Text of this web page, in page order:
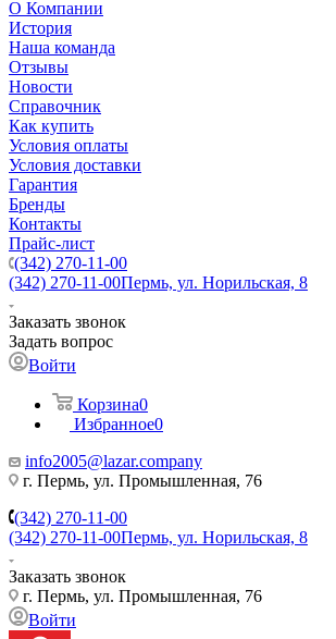
О Компании
История
Наша команда
Отзывы
Новости
Справочник
Как купить
Условия оплаты
Условия доставки
Гарантия
Бренды
Контакты
Прайс-лист
(342) 270-11-00
(342) 270-11-00Пермь, ул. Норильская, 8
Заказать звонок
Задать вопрос
Войти
Корзина0
Избранное0
info2005@lazar.company
г. Пермь, ул. Промышленная, 76
(342) 270-11-00
(342) 270-11-00Пермь, ул. Норильская, 8
Заказать звонок
г. Пермь, ул. Промышленная, 76
Войти